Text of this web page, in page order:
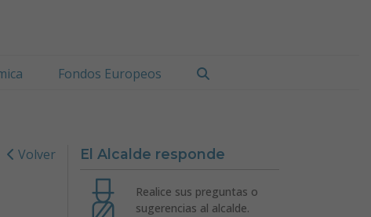
Fondos Europeos
Volver El Alcalde responde
Realice sus preguntas o
sugerencias al alcalde.